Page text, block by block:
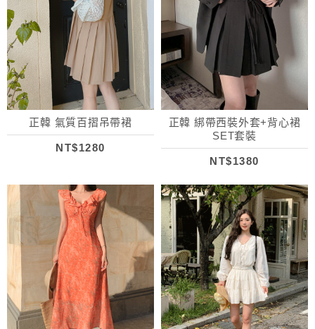
正韓 氣質百摺吊帶裙
NT$1280
正韓 綁帶西裝外套+背心裙
SET套裝
NT$1380